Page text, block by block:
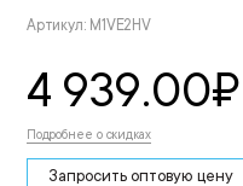
Артикул: M1VE2HV
4 939.00₽
Подробнее о скидках
Запросить оптовую цену